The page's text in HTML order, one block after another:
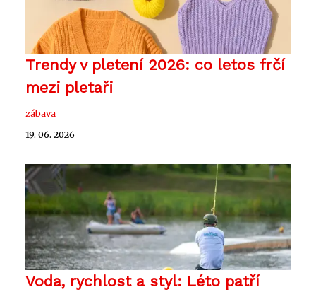
Trendy v pletení 2026: co letos frčí
mezi pletaři
zábava
19. 06. 2026
Voda, rychlost a styl: Léto patří